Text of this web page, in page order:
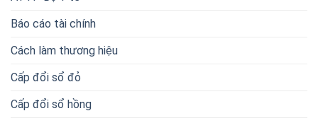
Báo cáo tài chính
Cách làm thương hiệu
Cấp đổi sổ đỏ
Cấp đổi sổ hồng